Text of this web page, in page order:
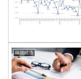
韓国経済